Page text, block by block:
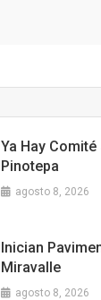
Ya Hay
Pinotepa
agosto 8, 2026
Inician
Miravalle
agosto 8, 2026